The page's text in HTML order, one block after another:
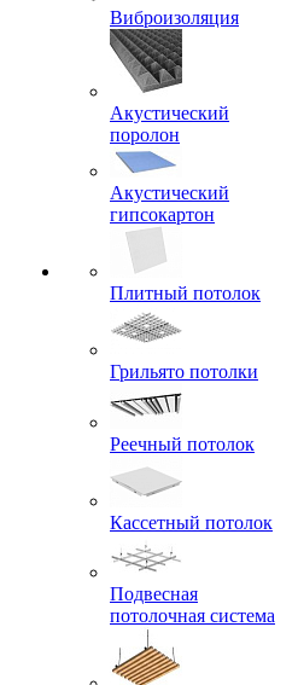
Виброизоляция
Акустический
поролон
Акустический
гипсокартон
Плитный потолок
Грильято потолки
Реечный потолок
Кассетный потолок
Подвесная
потолочная система